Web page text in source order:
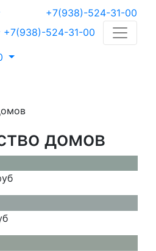
+7(938)-524-31-00
+7(938)-524-31-00
домов